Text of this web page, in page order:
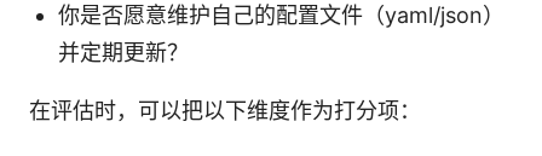
你是否愿意维护自己的配置文件（yaml/json）
并定期更新？
在评估时，可以把以下维度作为打分项：